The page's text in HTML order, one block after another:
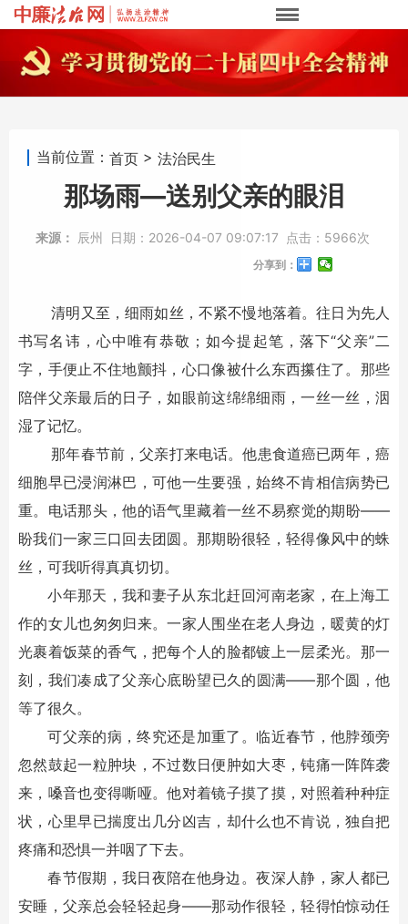
当前位置： 首页 > 法治民生
那场雨—送别父亲的眼泪
来源： 辰州 日期： 2026-04-07 09:07:17 点击： 5966次
分享到：
清明又至，细雨如丝，不紧不慢地落着。往日为先人
书写名讳，心中唯有恭敬；如今提起笔，落下“父亲”二
字，手便止不住地颤抖，心口像被什么东西攥住了。那些
陪伴父亲最后的日子，如眼前这绵绵细雨，一丝一丝，洇
湿了记忆。
那年春节前，父亲打来电话。他患食道癌已两年，癌
细胞早已浸润淋巴，可他一生要强，始终不肯相信病势已
重。电话那头，他的语气里藏着一丝不易察觉的期盼——
盼我们一家三口回去团圆。那期盼很轻，轻得像风中的蛛
丝，可我听得真真切切。
小年那天，我和妻子从东北赶回河南老家，在上海工
作的女儿也匆匆归来。一家人围坐在老人身边，暖黄的灯
光裹着饭菜的香气，把每个人的脸都镀上一层柔光。那一
刻，我们凑成了父亲心底盼望已久的圆满——那个圆，他
等了很久。
可父亲的病，终究还是加重了。临近春节，他脖颈旁
忽然鼓起一粒肿块，不过数日便肿如大枣，钝痛一阵阵袭
来，嗓音也变得嘶哑。他对着镜子摸了摸，对照着种种症
状，心里早已揣度出几分凶吉，却什么也不肯说，独自把
疼痛和恐惧一并咽了下去。
春节假期，我日夜陪在他身边。夜深人静，家人都已
安睡，父亲总会轻轻起身——那动作很轻，轻得怕惊动任